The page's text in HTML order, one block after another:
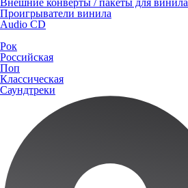
Проигрыватели винила
Audio CD
Рок
Российская
Поп
Классическая
Саундтреки